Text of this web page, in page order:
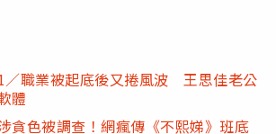
／職業被起底後又捲風波 王思佳老公
體
貪色被調查！網瘋傳《不熙娣》班底